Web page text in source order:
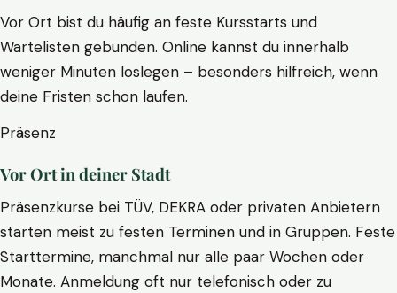
Vor Ort bist du häufig an feste Kursstarts und
Wartelisten gebunden. Online kannst du innerhalb
weniger Minuten loslegen – besonders hilfreich, wenn
deine Fristen schon laufen.
Präsenz
Vor Ort in deiner Stadt
Präsenzkurse bei TÜV, DEKRA oder privaten Anbietern
starten meist zu festen Terminen und in Gruppen. Feste
Starttermine, manchmal nur alle paar Wochen oder
Monate. Anmeldung oft nur telefonisch oder zu